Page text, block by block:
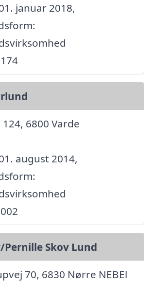
januar 2018,
6800 Varde
august 2014,
Pernille Skov Lund
70, 6830 Nørre NEBEl